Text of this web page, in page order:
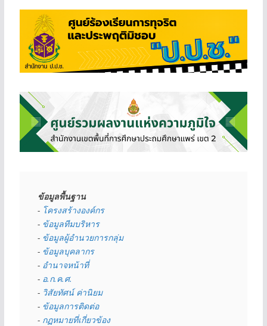
ข้อมูลพื้นฐาน
- โครงสร้างองค์กร
- ข้อมูลทีมบริหาร
- ข้อมูลผู้อำนวยการกลุ่ม
- ข้อมูลบุคลากร
- อำนาจหน้าที่
- อ.ก.ค.ศ.
- วิสัยทัศน์ ค่านิยม
- ข้อมูลการติดต่อ
- กฏหมายที่เกี่ยวข้อง